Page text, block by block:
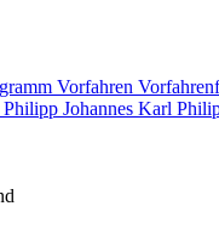
Vorfahren
Philipp Johannes Karl